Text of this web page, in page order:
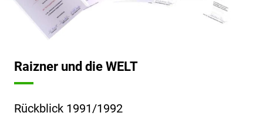
Raizner und die WELT
Rückblick 1991/1992